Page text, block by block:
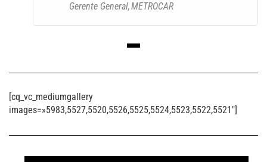
Gerente General METROCAR
[cq_vc_mediumgallery
images=»5983,5527,5520,5526,5525,5524,5523,5522,5521″]